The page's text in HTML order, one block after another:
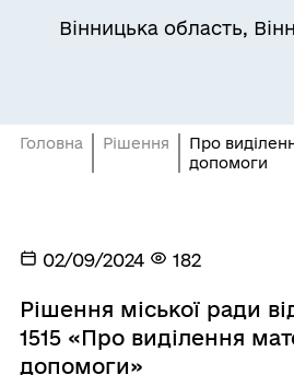
Вінницька область,
Головна Рішення
Про
допомоги
02/09/2024 182
Рішення міської ради
1515 «Про виділення
допомоги»